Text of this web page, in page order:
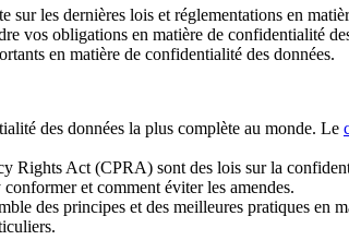
les dernières lois et réglementations en
vos obligations en matière de confidentialité
en matière de confidentialité des données.
des données la plus complète au monde. Le
Act (CPRA) sont des lois sur la
et comment éviter les amendes.
des principes et des meilleures pratiques en